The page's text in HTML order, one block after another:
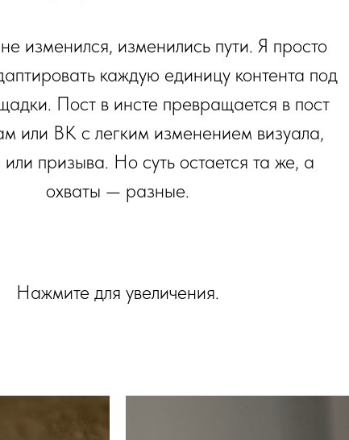
изменился, изменились пути. Я просто
каждую единицу контента под
Пост в инсте превращается в пост
или ВК с легким изменением визуала,
или призыва. Но суть остается та же, а
охваты — разные.
Нажмите для увеличения.